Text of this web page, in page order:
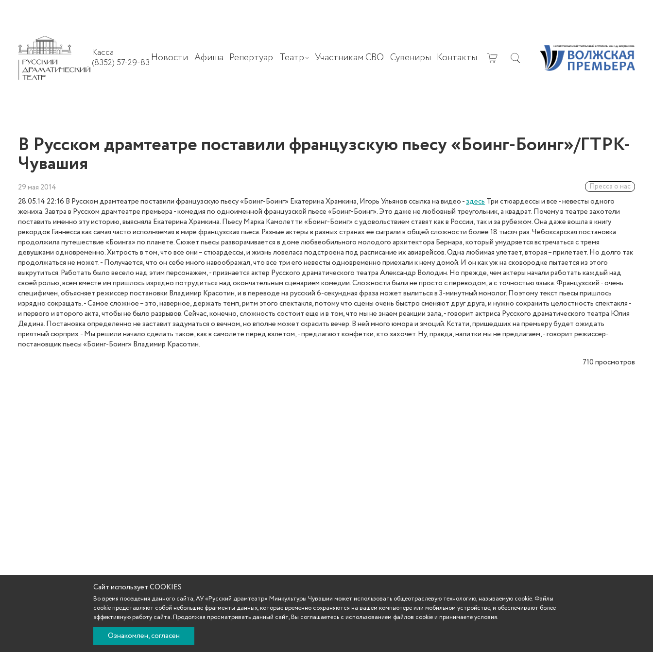
Касса
(8352) 57-29-83 Новости Афиша Репертуар Театр Участникам СВО Сувениры Контакты
В Русском драмтеатре поставили французскую пьесу «Боинг-Боинг»/ГТРК-
Чувашия
29 мая 2014 Пресса о нас
28.05.14 22:16 В Русском драмтеатре поставили французскую пьесу «Боинг-Боинг» Екатерина Храмкина, Игорь Ульянов ссылка на видео -здесьТри стюардессы и все - невесты одного
жениха. Завтра в Русском драмтеатре премьера - комедия по одноименной французской пьесе «Боинг-Боинг». Это даже не любовный треугольник, а квадрат. Почему в театре захотели
поставить именно эту историю, выясняла Екатерина Храмкина. Пьесу Марка Камолетти «Боинг-Боинг» с удовольствием ставят как в России, так и за рубежом. Она даже вошла в книгу
рекордов Гиннесса как самая часто исполняемая в мире французская пьеса. Разные актеры в разных странах ее сыграли в общей сложности более 18 тысяч раз. Чебоксарская постановка
продолжила путешествие «Боинга» по планете. Сюжет пьесы разворачивается в доме любвеобильного молодого архитектора Бернара, который умудряется встречаться с тремя
девушками одновременно. Хитрость в том, что все они – стюардессы, и жизнь ловеласа подстроена под расписание их авиарейсов. Одна любимая улетает, вторая – прилетает. Но долго так
продолжаться не может. - Получается, что он себе много навоображал, что все три его невесты одновременно приехали к нему домой. И он как уж на сковородке пытается из этого
выкрутиться. Работать было весело над этим персонажем, - признается актер Русского драматического театра Александр Володин. Но прежде, чем актеры начали работать каждый над
своей ролью, всем вместе им пришлось изрядно потрудиться над окончательным сценарием комедии. Сложности были не просто с переводом, а с точностью языка. Французский - очень
специфичен, объясняет режиссер постановки Владимир Красотин, и в переводе на русский 6-секундная фраза может вылиться в 3-минутный монолог. Поэтому текст пьесы пришлось
изрядно сокращать. - Самое сложное – это, наверное, держать темп, ритм этого спектакля, потому что сцены очень быстро сменяют друг друга, и нужно сохранить целостность спектакля -
и первого и второго акта, чтобы не было разрывов. Сейчас, конечно, сложность состоит еще и в том, что мы не знаем реакции зала, - говорит актриса Русского драматического театра Юлия
Дедина. Постановка определенно не заставит задуматься о вечном, но вполне может скрасить вечер. В ней много юмора и эмоций. Кстати, пришедших на премьеру будет ожидать
приятный сюрприз. - Мы решили начало сделать такое, как в самолете перед взлетом, - предлагают конфетки, кто захочет. Ну, правда, напитки мы не предлагаем, - говорит режиссер-
постановщик пьесы «Боинг-Боинг» Владимир Красотин.
710просмотров
Сайт использует COOKIES
Во время посещения данного сайта, АУ «Русский драмтеатр» Минкультуры Чувашии может использовать общеотраслевую технологию, называемую cookie. Файлы
cookie представляют собой небольшие фрагменты данных, которые временно сохраняются на вашем компьютере или мобильном устройстве, и обеспечивают более
эффективную работу сайта. Продолжая просматривать данный сайт, Вы соглашаетесь с использованием файлов cookie и принимаете условия.
Ознакомлен, согласен